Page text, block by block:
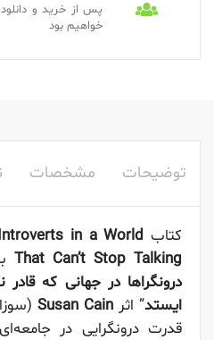
پس از خرید و
خواهیم بود
توضیحات مشخصات
کتاب in a World
That Can’t Stop Talking
درونگراها در جهانی که
ایستد” اثر Susan Cain
قدرت درونگرایی در